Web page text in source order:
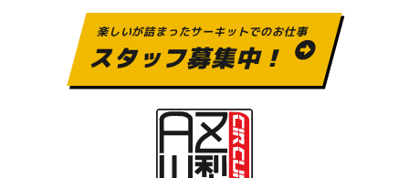
楽しいが詰まったサーキットでのお仕事
スタッフ募集中！